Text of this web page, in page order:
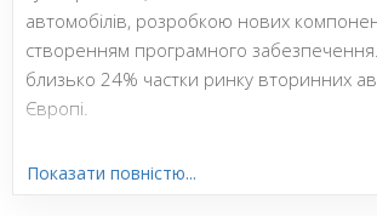
автомобілів, розробкою нових
створенням програмного
близько 24% частки ринку вторинних
Європі.
Показати повністю...